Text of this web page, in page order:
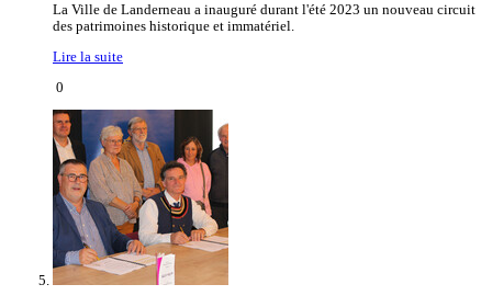
La Ville de Landerneau a inauguré durant l'été 2023 un nouveau circuit
des patrimoines historique et immatériel.
Lire la suite
0